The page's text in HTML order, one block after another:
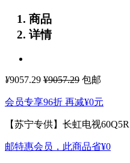
商品
详情
¥9057.29 ¥9057.29 包邮
会员专享96折 再减¥0元
【苏宁专供】长虹电视60Q5R
邮特惠会员，此商品省¥0